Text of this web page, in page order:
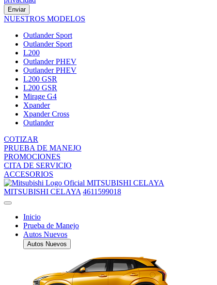
Enviar
NUESTROS MODELOS
Outlander Sport
Outlander Sport
L200
Outlander PHEV
Outlander PHEV
L200 GSR
L200 GSR
Mirage G4
Xpander
Xpander Cross
Outlander
COTIZAR
PRUEBA DE MANEJO
PROMOCIONES
CITA DE SERVICIO
ACCESORIOS
MITSUBISHI CELAYA
MITSUBISHI CELAYA 4611599018
Inicio
Prueba de Manejo
Autos Nuevos
Autos Nuevos